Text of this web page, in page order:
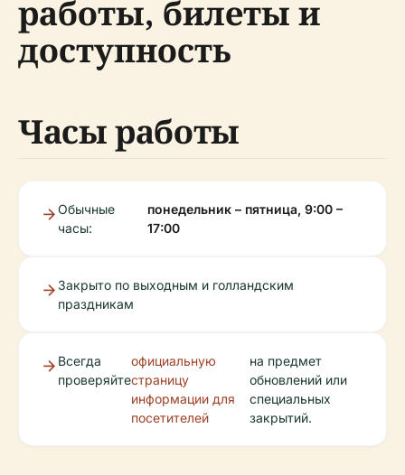
работы, билеты и
доступность
Часы работы
Обычные
часы:
понедельник – пятница, 9:00 –
17:00
Закрыто по выходным и голландским
праздникам
Всегда
проверяйте
официальную
страницу
информации для
посетителей
на предмет
обновлений или
специальных
закрытий.